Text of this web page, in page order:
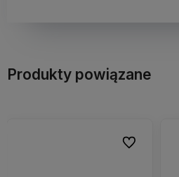
Produkty powiązane
Do ulubionych